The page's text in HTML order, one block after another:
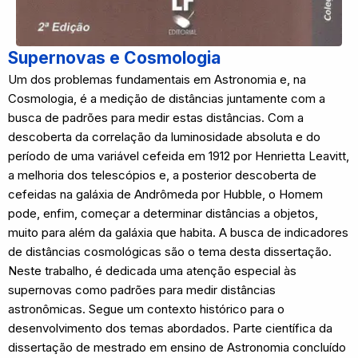
Supernovas e Cosmologia
Um dos problemas fundamentais em Astronomia e, na
Cosmologia, é a medição de distâncias juntamente com a
busca de padrões para medir estas distâncias. Com a
descoberta da correlação da luminosidade absoluta e do
período de uma variável cefeida em 1912 por Henrietta Leavitt,
a melhoria dos telescópios e, a posterior descoberta de
cefeidas na galáxia de Andrômeda por Hubble, o Homem
pode, enfim, começar a determinar distâncias a objetos,
muito para além da galáxia que habita. A busca de indicadores
de distâncias cosmológicas são o tema desta dissertação.
Neste trabalho, é dedicada uma atenção especial às
supernovas como padrões para medir distâncias
astronômicas. Segue um contexto histórico para o
desenvolvimento dos temas abordados. Parte científica da
dissertação de mestrado em ensino de Astronomia concluído